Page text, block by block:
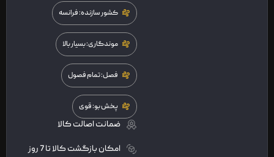
کشور سازنده: فرانسه
موندگاری: بسیار بالا
فصل: تمام فصول
پخش بو: قوی
ضمانت اصالت کالا
امکان بازگشت کالا تا 7 روز